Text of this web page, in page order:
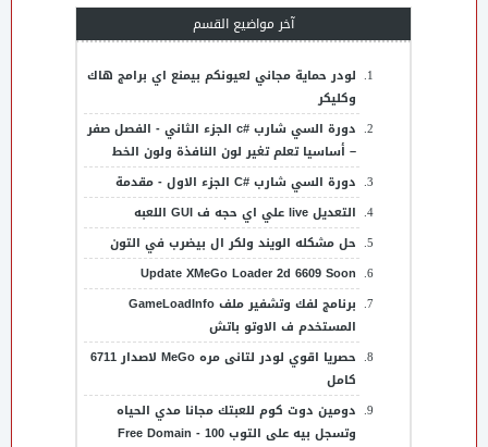
آخر مواضيع القسم
لودر حماية مجاني لعيونكم بيمنع اي برامج هاك
وكليكر
دورة السي شارب #c الجزء الثاني - الفصل صفر
– أساسيا تعلم تغير لون النافذة ولون الخط
دورة السي شارب #C الجزء الاول - مقدمة
التعديل live علي اي حجه ف GUI اللعبه
حل مشكله الويند ولكر ال بيضرب في التون
Update XMeGo Loader 2d 6609 Soon
برنامج لفك وتشفير ملف GameLoadInfo
المستخدم ف الاوتو باتش
حصريا اقوي لودر لتانى مره MeGo لاصدار 6711
كامل
دومين دوت كوم للعبتك مجانا مدي الحياه
وتسجل بيه على التوب 100 - Free Domain